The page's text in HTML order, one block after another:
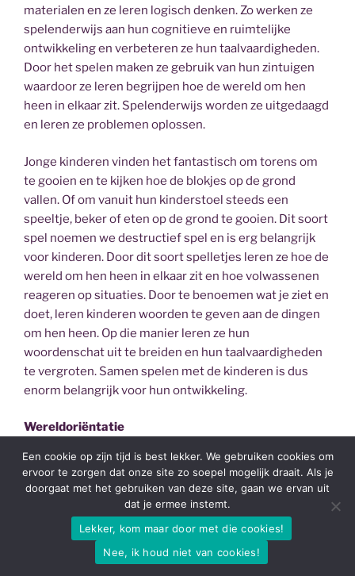
materialen en ze leren logisch denken. Zo werken ze
spelenderwijs aan hun cognitieve en ruimtelijke
ontwikkeling en verbeteren ze hun taalvaardigheden.
Door het spelen maken ze gebruik van hun zintuigen
waardoor ze leren begrijpen hoe de wereld om hen
heen in elkaar zit. Spelenderwijs worden ze uitgedaagd
en leren ze problemen oplossen.
Jonge kinderen vinden het fantastisch om torens om
te gooien en te kijken hoe de blokjes op de grond
vallen. Of om vanuit hun kinderstoel steeds een
speeltje, beker of eten op de grond te gooien. Dit soort
spel noemen we destructief spel en is erg belangrijk
voor kinderen. Door dit soort spelletjes leren ze hoe de
wereld om hen heen in elkaar zit en hoe volwassenen
reageren op situaties. Door te benoemen wat je ziet en
doet, leren kinderen woorden te geven aan de dingen
om hen heen. Op die manier leren ze hun
woordenschat uit te breiden en hun taalvaardigheden
te vergroten. Samen spelen met de kinderen is dus
enorm belangrijk voor hun ontwikkeling.
Wereldoriëntatie
Door met DUPLO® en LEGO® te spelen ontdekken
kinderen hoe de wereld om hen heen in elkaar zit. Er
zijn verschillende sets van DUPLO® en LEGO® te
verkrijgen, waarvan sommigen meer aansluiten bij de
werkelijkheid, terwijl anderen meer gericht zijn op
fantasieverhalen. De jongste kinderen zullen met een
Een cookie op zijn tijd is best lekker. We gebruiken cookies om
ervoor te zorgen dat onze site zo soepel mogelijk draait. Als je
doorgaat met het gebruiken van deze site, gaan we ervan uit
dat je ermee instemt.
Lekker, kom maar door met die cookies!
Nee, ik houd niet van cookies!